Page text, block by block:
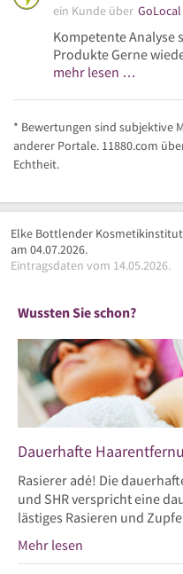
ein Kunde über GoLocal
Kompetente Analyse
Produkte Gerne
mehr lesen …
* Bewertungen sind subjektive
anderer Portale. 11880.com
Echtheit.
Elke Bottlender
am 04.07.2026.
Eintragsdaten vom 14.05.2026.
Wussten Sie schon?
Dauerhafte
Rasierer adé! Die
und SHR verspricht eine
lästiges Rasieren und
Mehr lesen